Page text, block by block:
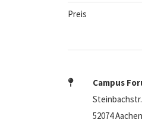
Preis
Campus
52074 Aachen